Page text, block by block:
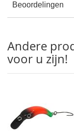
Beoordelingen
Andere
voor u zijn!